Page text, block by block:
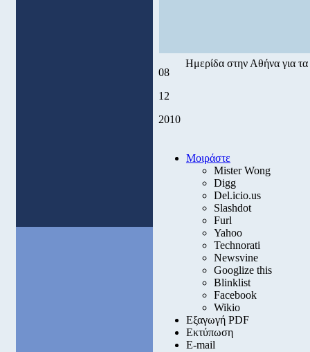
08
12
2010
Ημερίδα στην Αθήνα για
Μοιράστε
Mister Wong
Digg
Del.icio.us
Slashdot
Furl
Yahoo
Technorati
Newsvine
Googlize this
Blinklist
Facebook
Wikio
Εξαγωγή PDF
Εκτύπωση
E-mail